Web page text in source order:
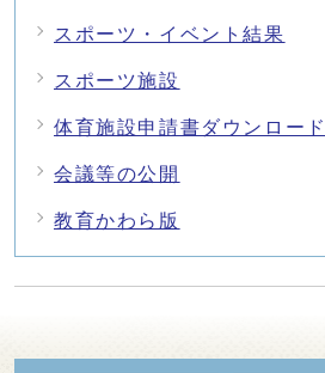
スポーツ・イベント結果
スポーツ施設
体育施設申請書ダウンロード
会議等の公開
教育かわら版